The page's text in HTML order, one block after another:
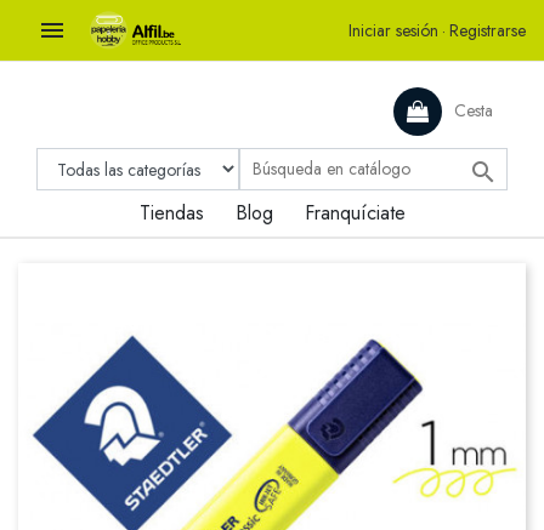
 Iniciar sesión · Registrarse
Cesta

Tiendas Blog Franquíciate